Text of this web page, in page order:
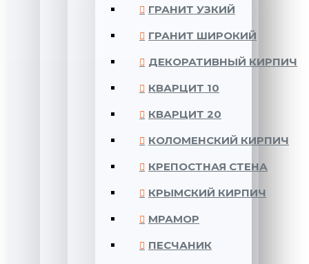
ГРАНИТ УЗКИЙ
ГРАНИТ ШИРОКИЙ
ДЕКОРАТИВНЫЙ КИРПИЧ
КВАРЦИТ 10
КВАРЦИТ 20
КОЛОМЕНСКИЙ КИРПИЧ
КРЕПОСТНАЯ СТЕНА
КРЫМСКИЙ КИРПИЧ
МРАМОР
ПЕСЧАНИК